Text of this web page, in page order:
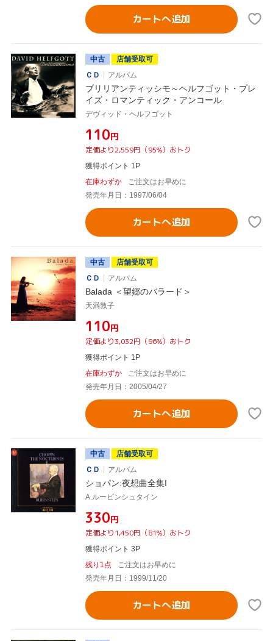
カートへ追加
中古
店舗受取可
ＣＤ
アルバム
ブリリアンティッシモ～ヘルフゴット・プレ
イズ・ロマンティック・アンコール
デヴィッド・ヘルフゴット
¥110円
定価より2,559円（95%）おトク
獲得ポイント 1P
在庫わずか
ご注文はお早めに
発売年月日：1997/06/04
カートへ追加
中古
店舗受取可
ＣＤ
アルバム
Balada ＜望郷のバラード＞
天満敦子
¥110円
定価より3,032円（96%）おトク
獲得ポイント 1P
在庫わずか
ご注文はお早めに
発売年月日：2005/04/27
カートへ追加
中古
店舗受取可
ＣＤ
アルバム
ショパン:夜想曲全集I
A.ルービンシュタイン
¥330円
定価より1,450円（81%）おトク
獲得ポイント 3P
残り1点
ご注文はお早めに
発売年月日：1999/11/20
カートへ追加